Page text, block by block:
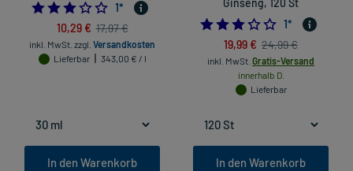
3.0
1*
10,29 € 17,97 €
inkl. MwSt. zzgl. Versandkosten
Lieferbar
343,00 € / l
In den Warenkorb
Ginseng, 120 St
3.0
1*
19,99 € 24,99 €
inkl. MwSt. Gratis-Versand
innerhalb D.
Lieferbar
In den Warenkorb